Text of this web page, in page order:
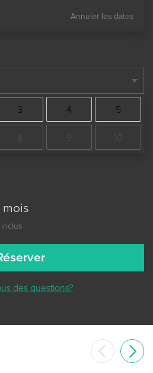
Annuler les dates
3 4 5
8 9 10
mois
des questions?